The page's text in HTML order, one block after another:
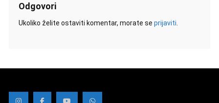
Odgovori
Ukoliko želite ostaviti komentar, morate se prijaviti